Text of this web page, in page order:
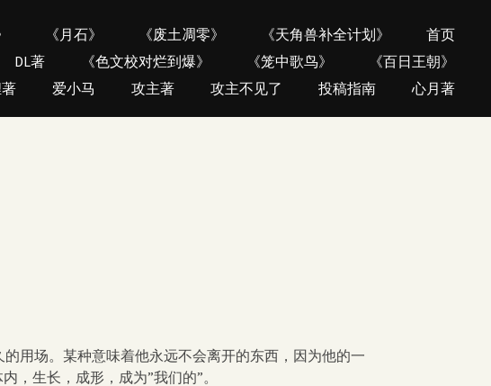
首页
《天角兽补全计划》
《废土凋零》
《月石》
《百日王朝》
《笼中歌鸟》
《色文校对烂到爆》
DL著
心月著
投稿指南
攻主不见了
攻主著
爱小马
用场。某种意味着他永远不会离开的东西，因为他的一
，生长，成形，成为”我们的”。